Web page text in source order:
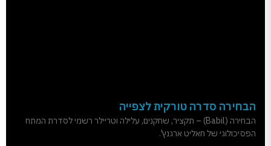
הבחירה סדרה טורקית לצפייה
הבחירה (Babil) – תקציר, שחקנים, עלילה וטריילר רשמי לסדרת המתח
הפסיכולוגי של חאליט ארגנץ'.